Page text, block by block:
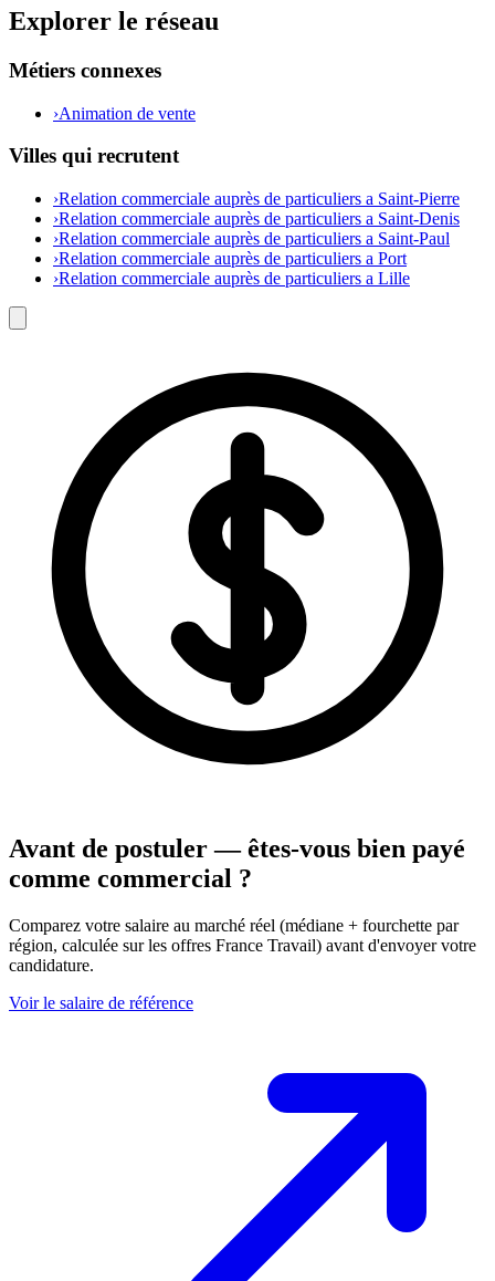
Explorer le réseau
Métiers connexes
›Animation de vente
Villes qui recrutent
›Relation commerciale auprès de particuliers a Saint-Pierre
›Relation commerciale auprès de particuliers a Saint-Denis
›Relation commerciale auprès de particuliers a Saint-Paul
›Relation commerciale auprès de particuliers a Port
›Relation commerciale auprès de particuliers a Lille
Avant de postuler — êtes-vous bien payé
comme commercial ?
Comparez votre salaire au marché réel (médiane + fourchette par
région, calculée sur les offres France Travail) avant d'envoyer votre
candidature.
Voir le salaire de référence